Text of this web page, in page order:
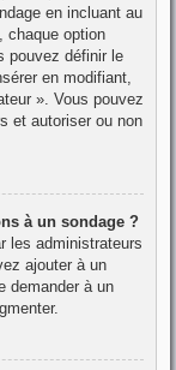
en incluant au
chaque option
pouvez définir le
en modifiant,
». Vous pouvez
et autoriser ou non
à un sondage ?
les administrateurs
ajouter à un
demander à un